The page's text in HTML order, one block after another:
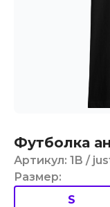
Футболка
Артикул: 1B /
Размер:
S